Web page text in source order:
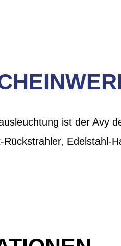
ist der Avy
Edelstahl-